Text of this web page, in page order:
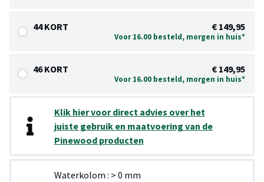
44 KORT € 149,95
Voor 16.00 besteld, morgen in huis*
46 KORT € 149,95
Voor 16.00 besteld, morgen in huis*
Klik hier voor direct advies over het
juiste gebruik en maatvoering van de
Pinewood producten
Waterkolom : > 0 mm